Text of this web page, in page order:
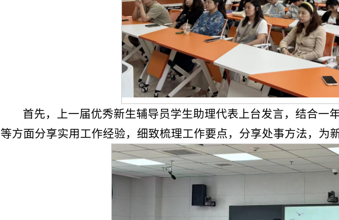
首先，上一届优秀新生辅导员学生助理代表上台发言，结合一
等方面分享实用工作经验，细致梳理工作要点，分享处事方法，为